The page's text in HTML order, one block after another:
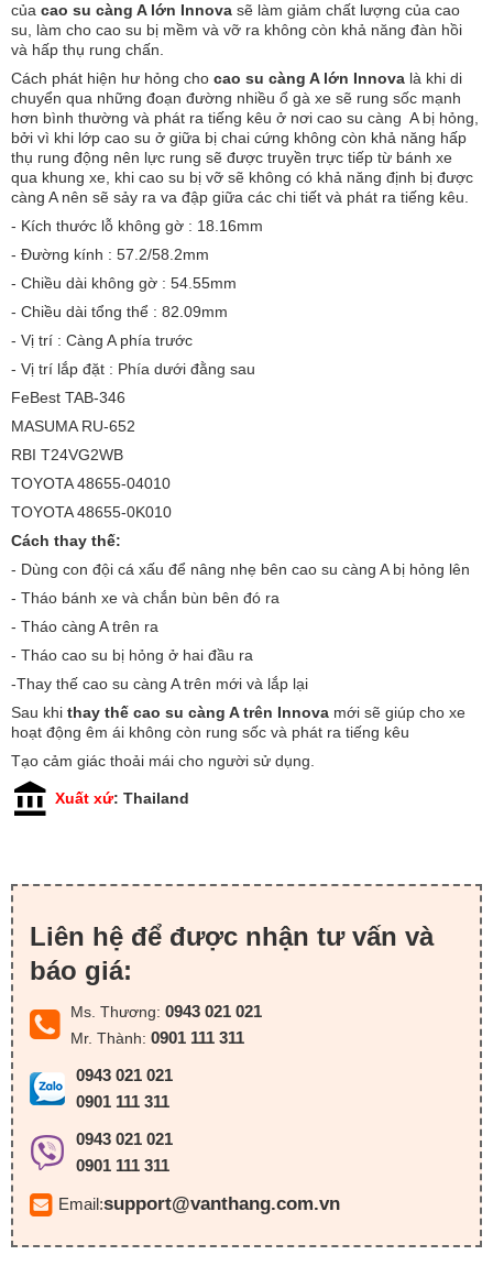
của cao su càng A lớn Innova sẽ làm giảm chất lượng của cao
su, làm cho cao su bị mềm và vỡ ra không còn khả năng đàn hồi
và hấp thụ rung chấn.
Cách phát hiện hư hỏng cho cao su càng A lớn Innova là khi di
chuyển qua những đoạn đường nhiều ổ gà xe sẽ rung sốc mạnh
hơn bình thường và phát ra tiếng kêu ở nơi cao su càng A bị hỏng,
bởi vì khi lớp cao su ở giữa bị chai cứng không còn khả năng hấp
thụ rung động nên lực rung sẽ được truyền trực tiếp từ bánh xe
qua khung xe, khi cao su bị vỡ sẽ không có khả năng định bị được
càng A nên sẽ sảy ra va đập giữa các chi tiết và phát ra tiếng kêu.
- Kích thước lỗ không gờ : 18.16mm
- Đường kính : 57.2/58.2mm
- Chiều dài không gờ : 54.55mm
- Chiều dài tổng thể : 82.09mm
- Vị trí : Càng A phía trước
- Vị trí lắp đặt : Phía dưới đằng sau
FeBest TAB-346
MASUMA RU-652
RBI T24VG2WB
TOYOTA 48655-04010
TOYOTA 48655-0K010
Cách thay thế:
- Dùng con đội cá xấu để nâng nhẹ bên cao su càng A bị hỏng lên
- Tháo bánh xe và chắn bùn bên đó ra
- Tháo càng A trên ra
- Tháo cao su bị hỏng ở hai đầu ra
-Thay thế cao su càng A trên mới và lắp lại
Sau khi thay thế cao su càng A trên Innova mới sẽ giúp cho xe
hoạt động êm ái không còn rung sốc và phát ra tiếng kêu
Tạo cảm giác thoải mái cho người sử dụng.
Xuất xứ: Thailand
Liên hệ để được nhận tư vấn và
báo giá:
Ms. Thương: 0943 021 021
Mr. Thành: 0901 111 311
0943 021 021
0901 111 311
0943 021 021
0901 111 311
Email:support@vanthang.com.vn